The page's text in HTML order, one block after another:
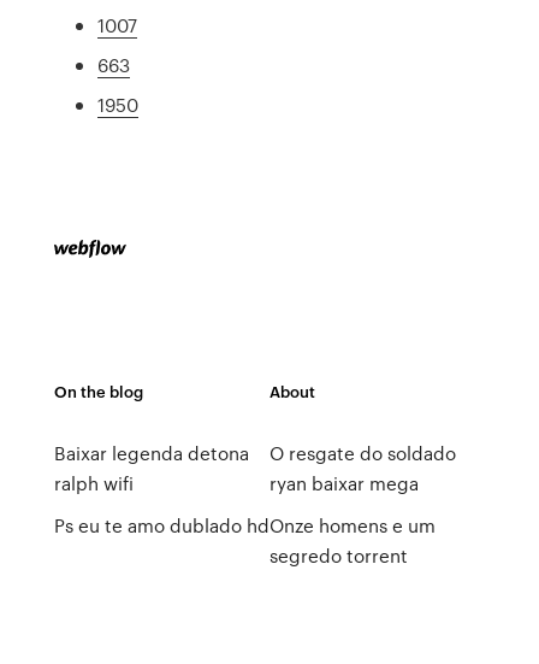
1007
663
1950
On the blog
Baixar legenda detona
ralph wifi
Ps eu te amo dublado hd
About
O resgate do soldado
ryan baixar mega
Onze homens e um
segredo torrent